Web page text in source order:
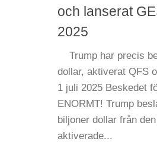
och lanserat
2025
Trump har precis
dollar, aktiverat QFS
1 juli 2025 Beskedet
ENORMT! Trump
biljoner dollar från
aktiverade...